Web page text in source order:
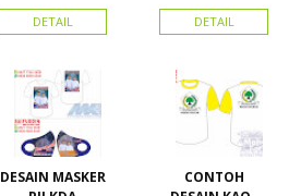
DETAIL
ACEH
DETAIL
DESAIN MASKER
CONTOH